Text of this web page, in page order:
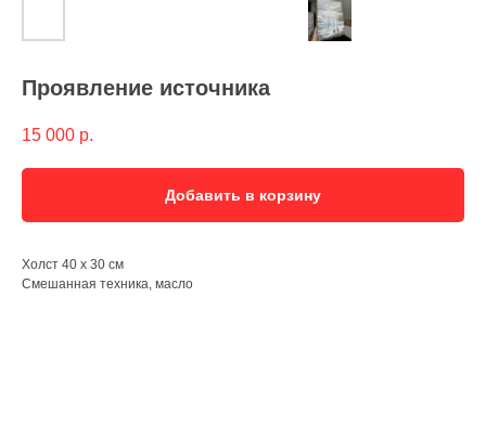
Проявление источника
15 000 р.
Добавить в корзину
Холст 40 х 30 см
Смешанная техника, масло